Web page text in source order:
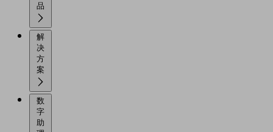
解
决
方
数
字
助